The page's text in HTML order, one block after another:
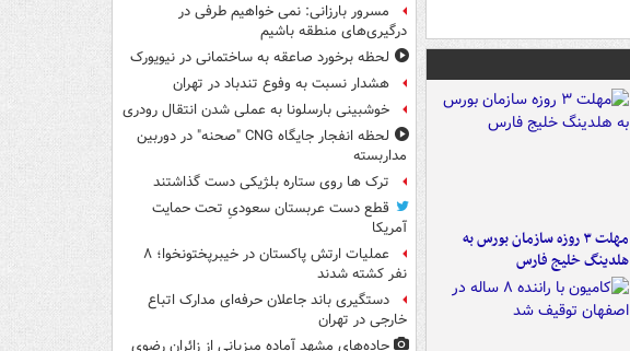
مهلت ۳ روزه سازمان بورس به
هلدینگ خلیج فارس
مسرور بارزانی: نمی خواهیم طرفی در
درگیری‌های منطقه باشیم
لحظه برخورد صاعقه به ساختمانی در نیویورک
هشدار نسبت به وفوع تندباد در تهران
خوشبینی بارسلونا به عملی شدن انتقال رودری
لحظه انفجار جایگاه CNG "صحنه" در دوربین
مداربسته
ترک ها روی ستاره بلژیکی دست گذاشتند
قطع دست عربستان سعودیِ تحت حمایت
آمریکا
عملیات ارتش پاکستان در خیبرپختونخوا؛ ۸
نفر کشته شدند
دستگیری باند جاعلان حرفه‌ای مدارک اتباع
خارجی در تهران
جاده‌های مشهد آماده میزبانی از زائران رضوی